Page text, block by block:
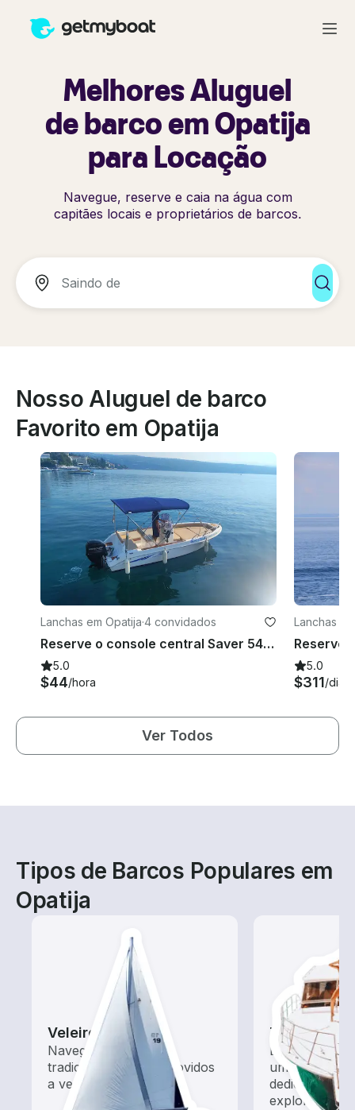
Melhores Aluguel
de barco em Opatija
para Locação
Navegue, reserve e caia na água com
capitães locais e proprietários de barcos.
Nosso Aluguel de barco
Favorito em Opatija
Lanchas em Opatija·4 convidados
Reserve o console central Saver 540 em Opatija, Croácia
5.0
$44/hora
Lanchas
5.0
$311/dia
Ver Todos
Tipos de Barcos Populares em
Opatija
Veleiros
Navegue com estes
tradicionais barcos movidos
a vento
Tours
Explore as
um aluguel
dedicado a
exploração